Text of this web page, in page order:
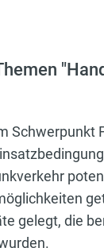
Schwerpunkt
gelegt, die